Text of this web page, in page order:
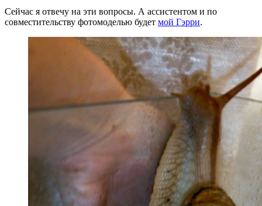
Сейчас я отвечу на эти вопросы. А ассистентом и по
совместительству фотомоделью будет мой Гэрри.